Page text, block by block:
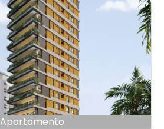
Apartamento